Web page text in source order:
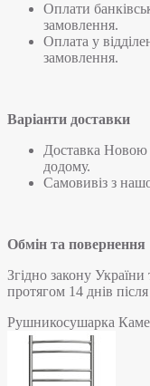
Оплати
замовлення.
Оплата у
замовлення.
Варіанти доставки
Доставка Новою
додому.
Самовивіз з
Обмін та повернення
Згідно закону
протягом 14 днів
Рушникосушарка